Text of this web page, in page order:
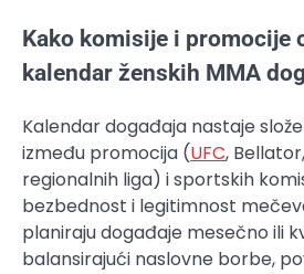
Kako komisije i promocije
kalendar ženskih MMA
Kalendar događaja nastaje
između promocija (UFC,
regionalnih liga) i sportskih
bezbednost i legitimnost
planiraju događaje mesečno ili
balansirajući naslovne borbe,